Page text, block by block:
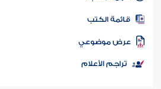
المكتبة
الكتب
موضوعي